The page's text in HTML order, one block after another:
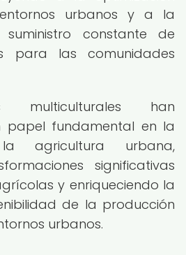
urbanos y a la
constante de
para las comunidades
multiculturales han
papel fundamental en la
agricultura urbana,
significativas
y enriqueciendo la
de la producción
urbanos.